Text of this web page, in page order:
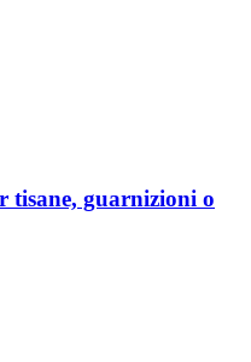
tisane, guarnizioni o